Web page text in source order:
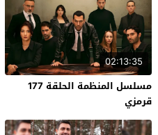
02:13:35
مسلسل المنظمة الحلقة 177
قرمزي